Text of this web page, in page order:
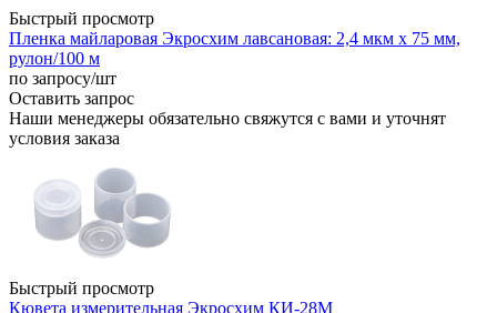
Быстрый просмотр
Пленка майларовая Экросхим лавсановая: 2,4 мкм х 75 мм,
рулон/100 м
по запросу/шт
Оставить запрос
Наши менеджеры обязательно свяжутся с вами и уточнят
условия заказа
Быстрый просмотр
Кювета измерительная Экросхим КИ-28М